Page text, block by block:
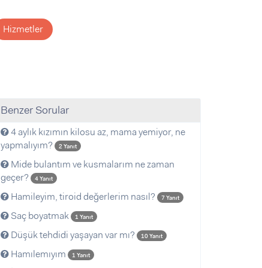
Hizmetler
Benzer Sorular
4 aylık kızımın kilosu az, mama yemiyor, ne
yapmalıyım?
2 Yanıt
Mide bulantım ve kusmalarım ne zaman
geçer?
4 Yanıt
Hamileyim, tiroid değerlerim nasıl? 7 Yanıt
Saç boyatmak 1 Yanıt
Düşük tehdidi yaşayan var mı? 10 Yanıt
Hamılemıyım 1 Yanıt